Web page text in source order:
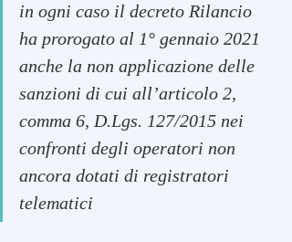
in ogni caso il decreto Rilancio
ha prorogato al 1° gennaio 2021
anche la non applicazione delle
sanzioni di cui all’articolo 2,
comma 6, D.Lgs. 127/2015 nei
confronti degli operatori non
ancora dotati di registratori
telematici